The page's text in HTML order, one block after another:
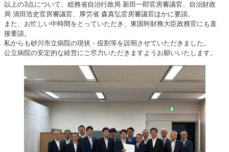
以上の3点について、総務省自治行政局 新田一郎官房審議官、自治財政
局 清田浩史官房審議官、厚労省 森真弘官房審議官ほかに要請。
また、お忙しい中時間をとっていただき、東国幹財務大臣政務官にも直
接要請。
私からも砂川市立病院の現状・役割等を説明させていただきました。
公立病院の安定的な経営にご尽力いただきますようお願いいたします。